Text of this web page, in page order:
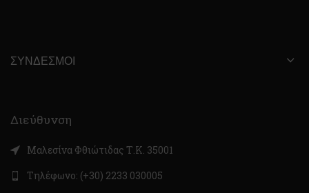
ΣΎΝΔΕΣΜΟΙ
Διεύθυνση
Μαλεσίνα Φθιώτιδας Τ.Κ. 35001
Τηλέφωνο: (+30) 2233 030005